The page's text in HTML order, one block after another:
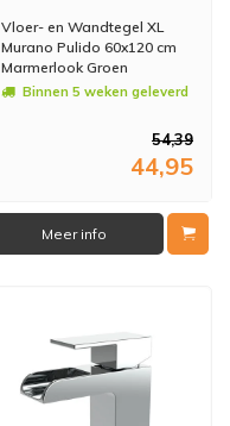
Vloer- en Wandtegel XL
Murano Pulido 60x120 cm
Marmerlook Groen
(Doosinhoud: 1,44 m2)
Binnen 5 weken geleverd
54,39
44,95
Meer info